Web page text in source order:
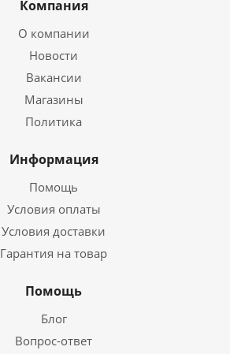
Компания
О компании
Новости
Вакансии
Магазины
Политика
Информация
Помощь
Условия оплаты
Условия доставки
Гарантия на товар
Помощь
Блог
Вопрос-ответ